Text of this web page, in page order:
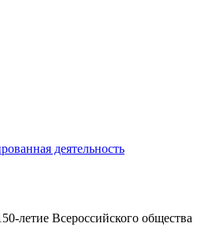
деятельность
летие Всероссийского общества